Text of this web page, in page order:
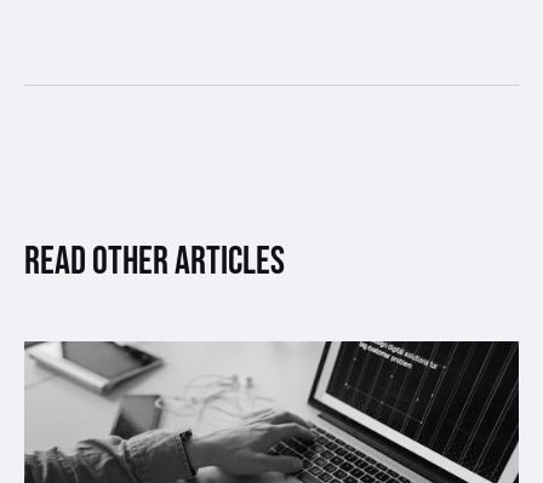
Read other articles